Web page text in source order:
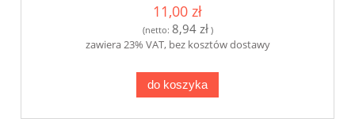
11,00 zł
(netto: 8,94 zł)
zawiera 23% VAT, bez kosztów dostawy
do koszyka